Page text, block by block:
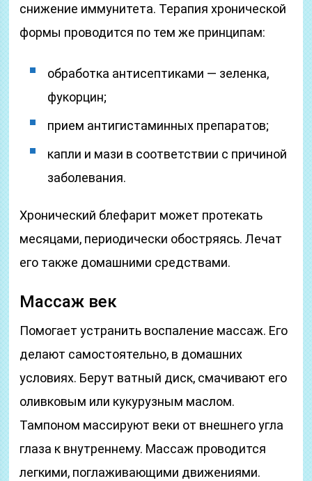
снижение иммунитета. Терапия хронической
формы проводится по тем же принципам:
обработка антисептиками — зеленка,
фукорцин;
прием антигистаминных препаратов;
капли и мази в соответствии с причиной
заболевания.
Хронический блефарит может протекать
месяцами, периодически обостряясь. Лечат
его также домашними средствами.
Массаж век
Помогает устранить воспаление массаж. Его
делают самостоятельно, в домашних
условиях. Берут ватный диск, смачивают его
оливковым или кукурузным маслом.
Тампоном массируют веки от внешнего угла
глаза к внутреннему. Массаж проводится
легкими, поглаживающими движениями.